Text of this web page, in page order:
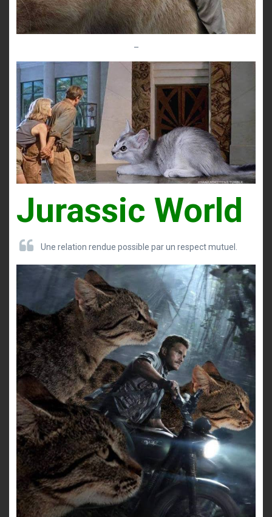
–
Jurassic World
Une relation rendue possible par un respect mutuel.